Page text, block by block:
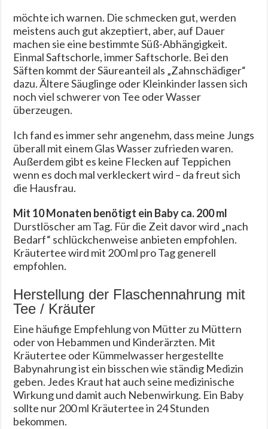
möchte ich warnen. Die schmecken gut, werden
meistens auch gut akzeptiert, aber, auf Dauer
machen sie eine bestimmte Süß-Abhängigkeit.
Einmal Saftschorle, immer Saftschorle. Bei den
Säften kommt der Säureanteil als „Zahnschädiger“
dazu. Ältere Säuglinge oder Kleinkinder lassen sich
noch viel schwerer von Tee oder Wasser
überzeugen.
Ich fand es immer sehr angenehm, dass meine Jungs
überall mit einem Glas Wasser zufrieden waren.
Außerdem gibt es keine Flecken auf Teppichen
wenn es doch mal verkleckert wird – da freut sich
die Hausfrau.
Mit 10 Monaten benötigt ein Baby ca. 200 ml
Durstlöscher am Tag. Für die Zeit davor wird „nach
Bedarf“ schlückchenweise anbieten empfohlen.
Kräutertee wird mit 200 ml pro Tag generell
empfohlen.
Herstellung der Flaschennahrung mit
Tee / Kräuter
Eine häufige Empfehlung von Mütter zu Müttern
oder von Hebammen und Kinderärzten. Mit
Kräutertee oder Kümmelwasser hergestellte
Babynahrung ist ein bisschen wie ständig Medizin
geben. Jedes Kraut hat auch seine medizinische
Wirkung und damit auch Nebenwirkung. Ein Baby
sollte nur 200 ml Kräutertee in 24 Stunden
bekommen.